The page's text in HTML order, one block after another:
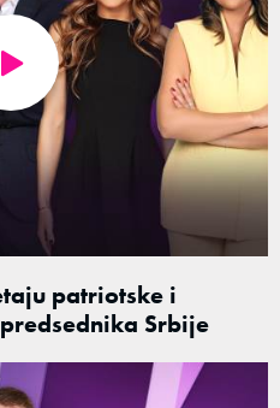
patriotske i
Srbije